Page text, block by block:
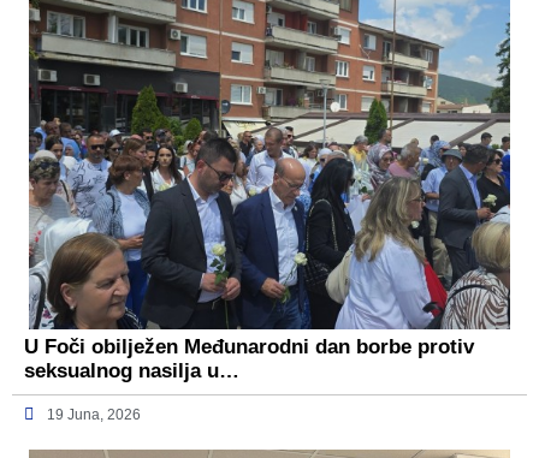
U Foči obilježen Međunarodni dan borbe protiv
seksualnog nasilja u…
19 Juna, 2026